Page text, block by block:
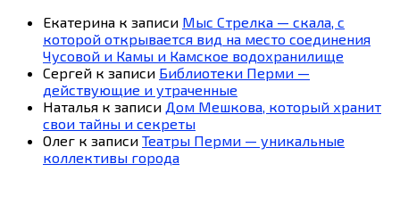
Екатерина к записи Мыс Стрелка — скала, с
которой открывается вид на место соединения
Чусовой и Камы и Камское водохранилище
Сергей к записи Библиотеки Перми —
действующие и утраченные
Наталья к записи Дом Мешкова, который хранит
свои тайны и секреты
Олег к записи Театры Перми — уникальные
коллективы города